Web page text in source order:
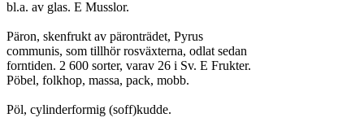
bl.a. av glas. E Musslor.
Päron, skenfrukt av päronträdet, Pyrus
communis, som tillhör rosväxterna, odlat sedan
forntiden. 2 600 sorter, varav 26 i Sv. E Frukter.
Pöbel, folkhop, massa, pack, mobb.
Pöl, cylinderformig (soff)kudde.